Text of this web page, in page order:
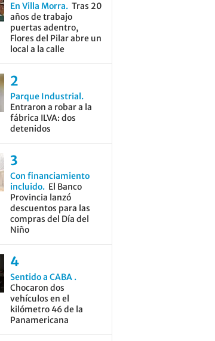
En Villa Morra
Tras 20
años de trabajo
puertas adentro,
Flores del Pilar abre un
local a la calle
Parque Industrial
Entraron a robar a la
fábrica ILVA: dos
detenidos
Con financiamiento
incluido
El Banco
Provincia lanzó
descuentos para las
compras del Día del
Niño
Sentido a CABA
Chocaron dos
vehículos en el
kilómetro 46 de la
Panamericana